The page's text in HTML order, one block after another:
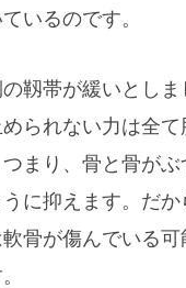
いるのです。
靱帯が緩いとしま
られない力は全て
まり、骨と骨が
に抑えます。だ
骨が傷んでいる